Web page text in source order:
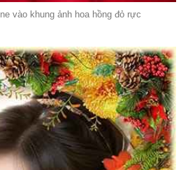
vào khung ảnh hoa hồng đỏ rực